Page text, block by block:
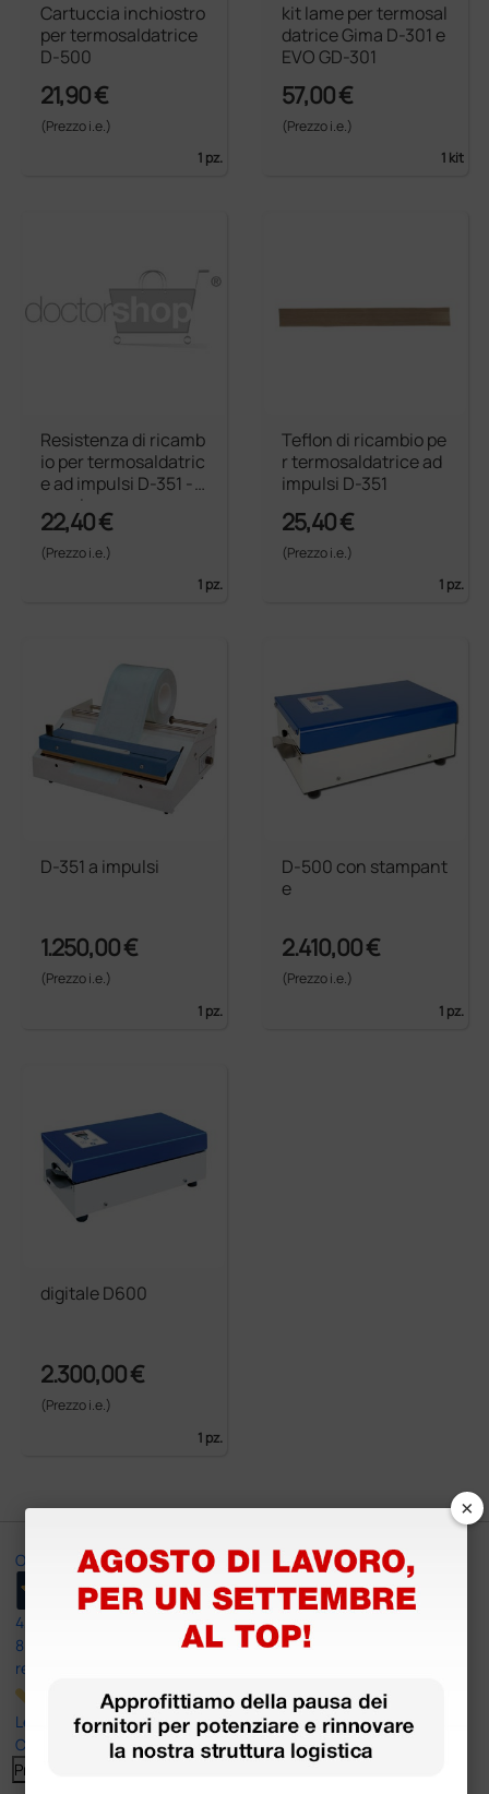
Cartuccia inchiostro
per termosaldatrice
D-500
21,90 €
(Prezzo i.e.)
1 pz.
kit lame per termosal
datrice Gima D-301 e
EVO GD-301
57,00 €
(Prezzo i.e.)
1 kit
Resistenza di ricamb
io per termosaldatric
e ad impulsi D-351 -
coppia
22,40 €
(Prezzo i.e.)
1 pz.
Teflon di ricambio pe
r termosaldatrice ad
impulsi D-351
25,40 €
(Prezzo i.e.)
1 pz.
D-351 a impulsi
1.250,00 €
(Prezzo i.e.)
1 pz.
D-500 con stampant
e
2.410,00 €
(Prezzo i.e.)
1 pz.
digitale D600
2.300,00 €
(Prezzo i.e.)
1 pz.
Ottimo
4,6
8.330
recensioni
Le nostre recensioni a 4 e 5 stelle.
Clicca qui per leggerle tutte >
Precedente
×